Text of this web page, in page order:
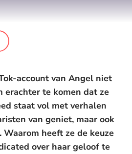
account van Angel niet
erachter te komen dat ze
staat vol met verhalen
van geniet, maar ook
heeft ze de keuze
over haar geloof te